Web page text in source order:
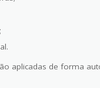
aplicadas de forma